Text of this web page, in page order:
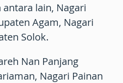
lain, Nagari
Agam, Nagari
Solok.
Nan Panjang
Nagari Painan